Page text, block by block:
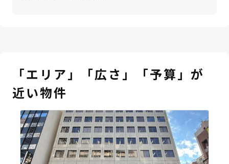
「エリア」「広さ」「予算」が
近い物件